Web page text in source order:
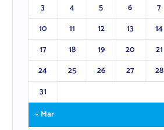
3
4 5 6 7
10
11 12 13 14
17
18 19 20 21
24
25 26 27 28
31
« Mar